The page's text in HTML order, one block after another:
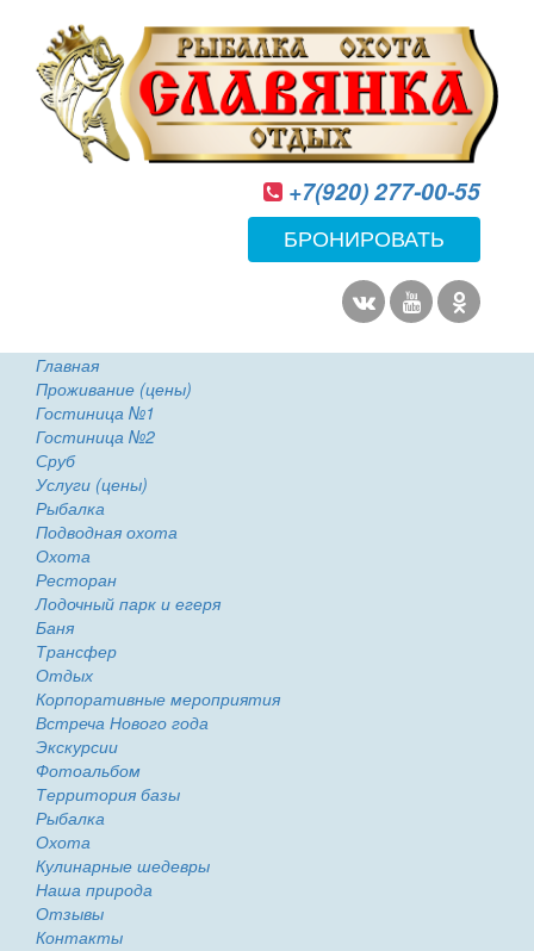
+7(920) 277-00-55
БРОНИРОВАТЬ
Главная
Проживание (цены)
Гостиница №1
Гостиница №2
Сруб
Услуги (цены)
Рыбалка
Подводная охота
Охота
Ресторан
Лодочный парк и егеря
Баня
Трансфер
Отдых
Корпоративные мероприятия
Встреча Нового года
Экскурсии
Фотоальбом
Территория базы
Рыбалка
Охота
Кулинарные шедевры
Наша природа
Отзывы
Контакты